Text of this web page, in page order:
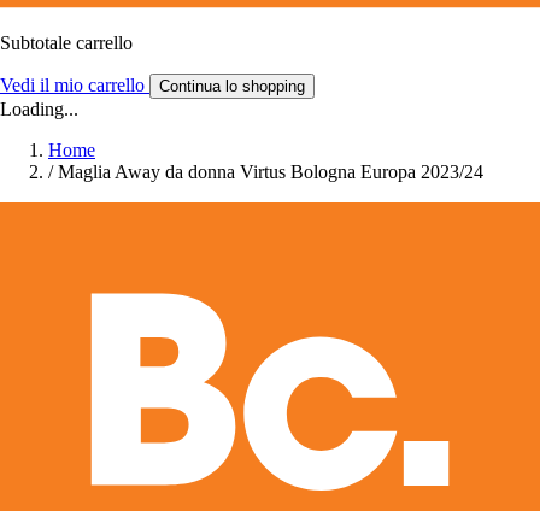
Subtotale carrello
Vedi il mio carrello Continua lo shopping
Loading...
Home
/ Maglia Away da donna Virtus Bologna Europa 2023/24